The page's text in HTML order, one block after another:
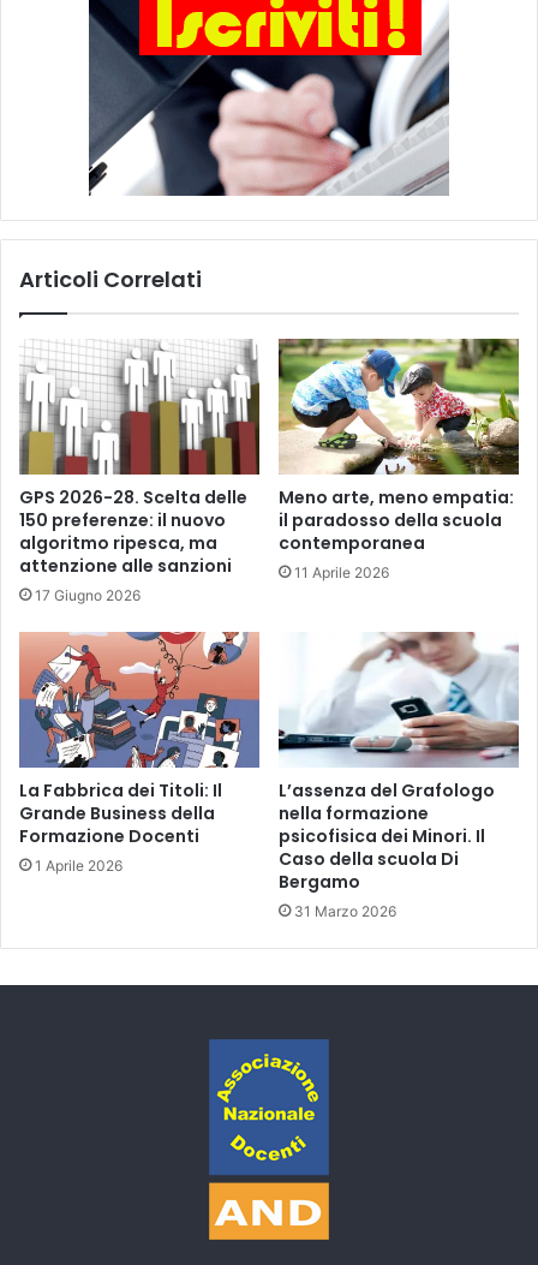
Articoli Correlati
GPS 2026-28. Scelta delle
150 preferenze: il nuovo
algoritmo ripesca, ma
attenzione alle sanzioni
17 Giugno 2026
Meno arte, meno empatia:
il paradosso della scuola
contemporanea
11 Aprile 2026
La Fabbrica dei Titoli: Il
Grande Business della
Formazione Docenti
1 Aprile 2026
L’assenza del Grafologo
nella formazione
psicofisica dei Minori. Il
Caso della scuola Di
Bergamo
31 Marzo 2026